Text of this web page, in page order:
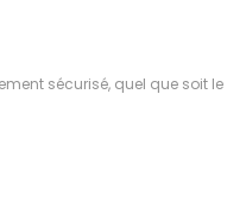
sécurisé, quel que soit le